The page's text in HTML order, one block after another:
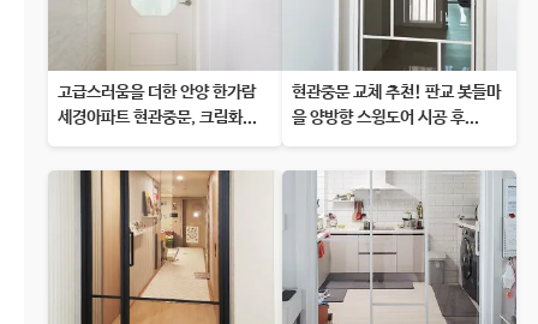
고급스러움을 더한 안양 한가람
세경아파트 현관중문, 크림화...
현관중문 교체 추천! 판교 봇들마
을 양방향 스윙도어 시공 후...